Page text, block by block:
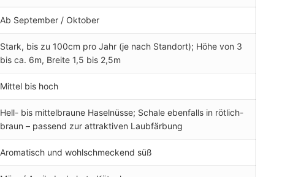
Ab September / Oktober
Stark, bis zu 100cm pro Jahr (je nach Standort); Höhe von 3
bis ca. 6m, Breite 1,5 bis 2,5m
Mittel bis hoch
Hell- bis mittelbraune Haselnüsse; Schale ebenfalls in rötlich-
braun – passend zur attraktiven Laubfärbung
Aromatisch und wohlschmeckend süß